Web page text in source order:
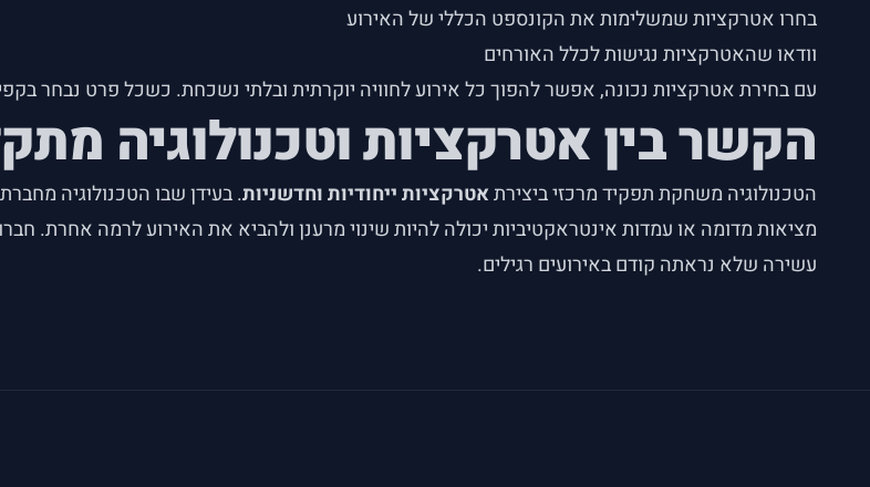
בחרו אטרקציות שמשלימות את הקונספט הכללי של האירוע
וודאו שהאטרקציות נגישות לכלל האורחים
עם בחירת אטרקציות נכונה, אפשר להפוך כל אירוע לחוויה יוקרתית ובלתי נשכחת. כשכל פרט נבחר
הקשר בין אטרקציות וטכנולוגיה
הטכנולוגיה משחקת תפקיד מרכזי ביצירתאטרקציות ייחודיות וחדשניות. בעידן שבו הטכנולוגיה
עשירה שלא נראתה קודם באירועים רגילים.